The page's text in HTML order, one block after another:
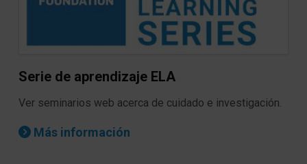
Serie de aprendizaje ELA
Ver seminarios web acerca de cuidado e investigación.
Más información